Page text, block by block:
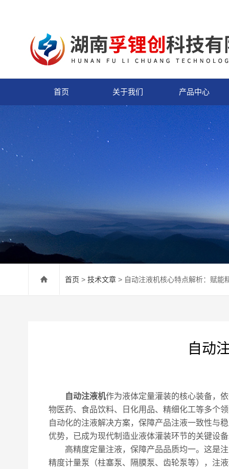
首页 关于我们 产品中心
首页 > 技术文章 > 自动注液机核心特点解析：赋能
自动
自动注液机作为液体定量灌装的核心装备，
物医药、食品饮料、日化用品、精细化工等多个
自动化的注液解决方案，保障产品注液一致性与
优势，已成为现代制造业液体灌装环节的关键设
高精度定量注液，保障产品品质均一。这是注
精度计量泵（柱塞泵、隔膜泵、齿轮泵等），注